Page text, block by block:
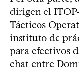
dirigen el
Tácticos
instituto de
para efectivos
chat entre